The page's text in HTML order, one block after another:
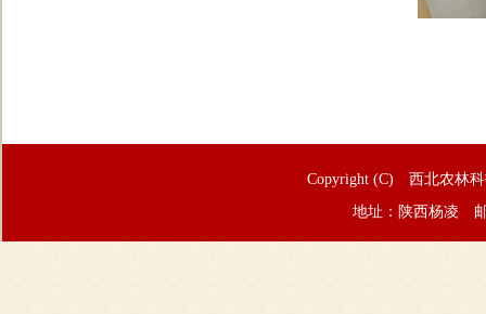
Copyright (C) 西北农林
地址：陕西杨凌